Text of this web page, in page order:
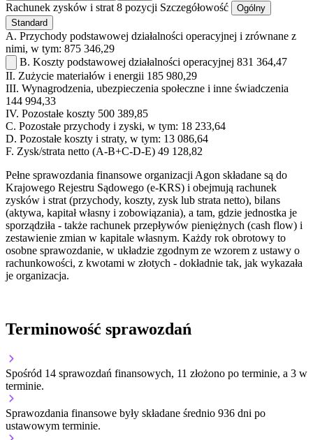
Rachunek zysków i strat 8 pozycji Szczegółowość
Ogólny
Standard
A. Przychody podstawowej działalności operacyjnej i zrównane z
nimi, w tym: 875 346,29
B. Koszty podstawowej działalności operacyjnej 831 364,47
II. Zużycie materiałów i energii 185 980,29
III. Wynagrodzenia, ubezpieczenia społeczne i inne świadczenia
144 994,33
IV. Pozostałe koszty 500 389,85
C. Pozostałe przychody i zyski, w tym: 18 233,64
D. Pozostałe koszty i straty, w tym: 13 086,64
F. Zysk/strata netto (A-B+C-D-E) 49 128,82
Pełne sprawozdania finansowe organizacji Agon składane są do
Krajowego Rejestru Sądowego (e-KRS) i obejmują rachunek
zysków i strat (przychody, koszty, zysk lub strata netto), bilans
(aktywa, kapitał własny i zobowiązania), a tam, gdzie jednostka je
sporządziła - także rachunek przepływów pieniężnych (cash flow) i
zestawienie zmian w kapitale własnym. Każdy rok obrotowy to
osobne sprawozdanie, w układzie zgodnym ze wzorem z ustawy o
rachunkowości, z kwotami w złotych - dokładnie tak, jak wykazała
je organizacja.
Terminowość sprawozdań
Spośród 14 sprawozdań finansowych, 11 złożono po terminie, a 3 w
terminie.
Sprawozdania finansowe były składane średnio 936 dni po
ustawowym terminie.